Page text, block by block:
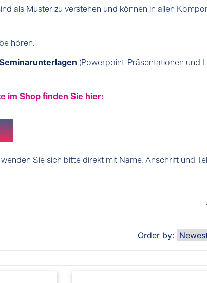
als Muster zu verstehen und können in allen
hören.
(Powerpoint-Präsentationen und
im Shop finden Sie hier:
Sie sich bitte direkt mit Name, Anschrift und
Order by: